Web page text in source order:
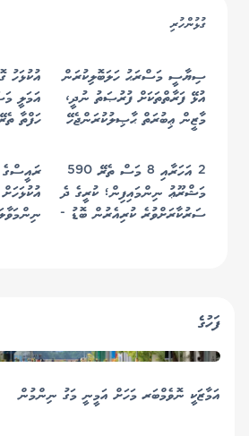
ގުޅުންހުރި
ސިޔާސީ މަސްރަޙު ހަލަބޮލިކުރަން
އުޅޭ ފަރާތްތަކަށް ފުރުޞަތު ނުދީ،
މާޒީން ޢިބުރަތް ޙާޞިލުކުރަންޖެހޭ
އުކުޅަހު
އަމަލީ
ހަފްތާ
2 އަހަރާއި 8 މަސް ތެރޭ 590
މަޝްރޫޢު ނިންމައިފިން؛ ކުރީގެ ދެ
ސަރުކާރަށްވުރެ ކުރިއެރުން ބޮޑު -
ރައީސްގެ
ފަހުގެ
އަމާޒަކީ ނޮވެމްބަރ މަހަށް އަމީނީ މަގު ނިންމުން